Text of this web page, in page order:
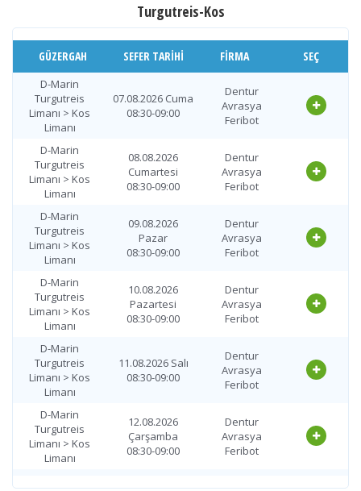
Turgutreis-Kos
GÜZERGAH SEFER TARIHI FIRMA SEÇ
D-Marin
Turgutreis
Limanı > Kos
Limanı
07.08.2026 Cuma
08:30-09:00
Dentur
Avrasya
Feribot
D-Marin
Turgutreis
Limanı > Kos
Limanı
08.08.2026
Cumartesi
08:30-09:00
Dentur
Avrasya
Feribot
D-Marin
Turgutreis
Limanı > Kos
Limanı
09.08.2026
Pazar
08:30-09:00
Dentur
Avrasya
Feribot
D-Marin
Turgutreis
Limanı > Kos
Limanı
10.08.2026
Pazartesi
08:30-09:00
Dentur
Avrasya
Feribot
D-Marin
Turgutreis
Limanı > Kos
Limanı
11.08.2026 Salı
08:30-09:00
Dentur
Avrasya
Feribot
D-Marin
Turgutreis
Limanı > Kos
Limanı
12.08.2026
Çarşamba
08:30-09:00
Dentur
Avrasya
Feribot
13.08.2026
Dentur